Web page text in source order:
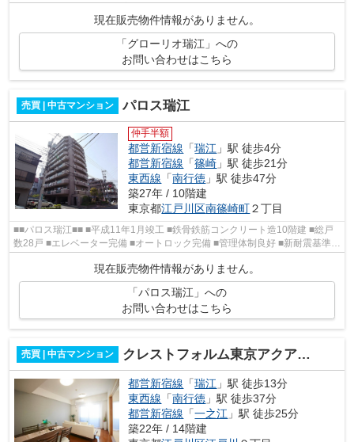
現在販売物件情報がありません。
「グローリオ瑞江」への
お問い合わせはこちら
売買 | 中古マンション パロス瑞江
仲手半額
都営新宿線 「瑞江 」駅 徒歩4分
都営新宿線 「篠崎 」駅 徒歩21分
東西線 「南行徳 」駅 徒歩47分
築27年 / 10階建
東京都江戸川区南篠崎町２丁目
■■パロス瑞江■■ ■平成11年1月竣工 ■鉄骨鉄筋コンクリート造10階建 ■総戸
数28戸 ■エレベーター完備 ■オートロック完備 ■管理体制良好 ■新耐震基準適
合 都営新宿線 『瑞江』 駅より...
現在販売物件情報がありません。
「パロス瑞江」への
お問い合わせはこちら
売買 | 中古マンション クレストフォルム東京アクアグランディオ
都営新宿線 「瑞江 」駅 徒歩13分
東西線 「南行徳 」駅 徒歩37分
都営新宿線 「一之江 」駅 徒歩25分
築22年 / 14階建